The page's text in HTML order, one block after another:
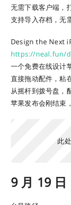
无需下载客户端，
支持导入存档，无
Design the Next
https://neal.fun/
一个免费在线设计
直接拖动配件，粘
从摇杆到拨号盘，
苹果发布会刚结束
此
9 月 19 日